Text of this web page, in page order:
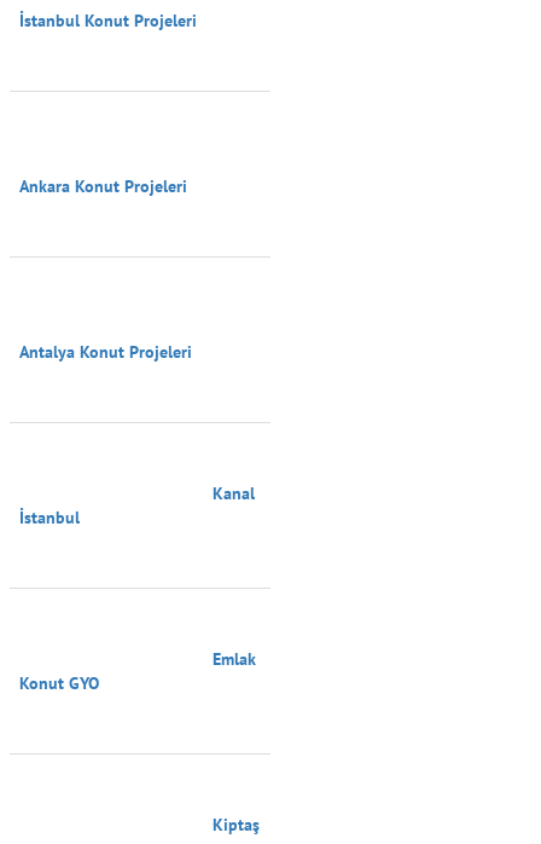
İstanbul Konut Projeleri
Ankara Konut Projeleri
Antalya Konut Projeleri
İstanbul
Konut GYO